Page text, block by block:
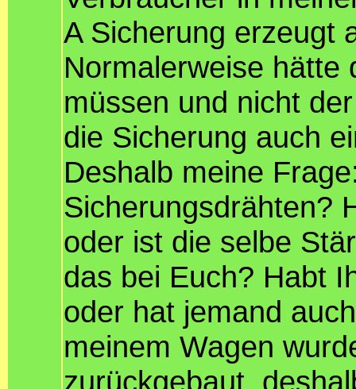
A Sicherung erzeugt
Normalerweise hätte
müssen und nicht
die Sicherung auch
Deshalb meine
Sicherungsdrähten?
oder ist die selbe
das bei Euch? Habt
oder hat jemand
meinem Wagen
zurückgebaut,